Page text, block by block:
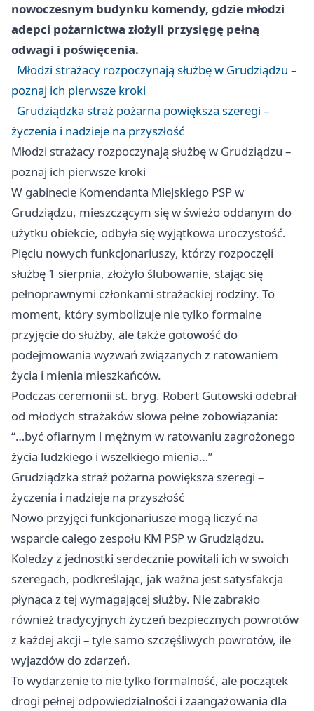
nowoczesnym budynku komendy, gdzie młodzi
adepci pożarnictwa złożyli przysięgę pełną
odwagi i poświęcenia.
Młodzi strażacy rozpoczynają służbę w Grudziądzu –
poznaj ich pierwsze kroki
Grudziądzka straż pożarna powiększa szeregi –
życzenia i nadzieje na przyszłość
Młodzi strażacy rozpoczynają służbę w Grudziądzu –
poznaj ich pierwsze kroki
W gabinecie Komendanta Miejskiego PSP w
Grudziądzu, mieszczącym się w świeżo oddanym do
użytku obiekcie, odbyła się wyjątkowa uroczystość.
Pięciu nowych funkcjonariuszy, którzy rozpoczęli
służbę 1 sierpnia, złożyło ślubowanie, stając się
pełnoprawnymi członkami strażackiej rodziny. To
moment, który symbolizuje nie tylko formalne
przyjęcie do służby, ale także gotowość do
podejmowania wyzwań związanych z ratowaniem
życia i mienia mieszkańców.
Podczas ceremonii st. bryg. Robert Gutowski odebrał
od młodych strażaków słowa pełne zobowiązania:
“…być ofiarnym i mężnym w ratowaniu zagrożonego
życia ludzkiego i wszelkiego mienia…”
Grudziądzka straż pożarna powiększa szeregi –
życzenia i nadzieje na przyszłość
Nowo przyjęci funkcjonariusze mogą liczyć na
wsparcie całego zespołu KM PSP w Grudziądzu.
Koledzy z jednostki serdecznie powitali ich w swoich
szeregach, podkreślając, jak ważna jest satysfakcja
płynąca z tej wymagającej służby. Nie zabrakło
również tradycyjnych życzeń bezpiecznych powrotów
z każdej akcji – tyle samo szczęśliwych powrotów, ile
wyjazdów do zdarzeń.
To wydarzenie to nie tylko formalność, ale początek
drogi pełnej odpowiedzialności i zaangażowania dla